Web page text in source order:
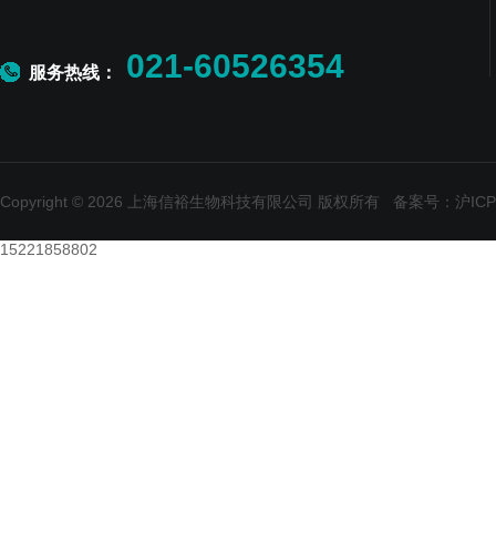
服务热线： 021-60526354
Copyright © 2026 上海信裕生物科技有限公司 版权所有 备案号：沪
15221858802